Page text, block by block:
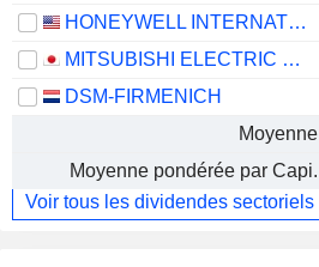
HONEYWELL INTERNATIONAL INC.
MITSUBISHI ELECTRIC CORPORATION
DSM-FIRMENICH
Moyenne
Moyenne pondérée par Capi.
Voir tous les dividendes sectoriels